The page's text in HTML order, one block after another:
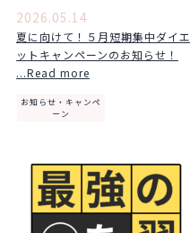
2026.05.14
夏に向けて！５月短期集中ダイエ
ットキャンペーンのお知らせ！
...Read more
お知らせ・キャンペ
ーン